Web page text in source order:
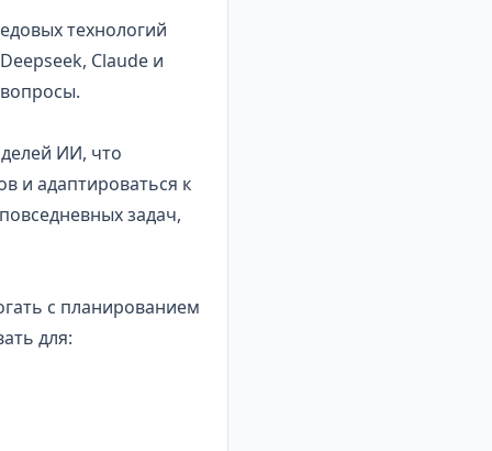
технологий
Claude и
ИИ, что
и адаптироваться к
задач,
с планированием
для: